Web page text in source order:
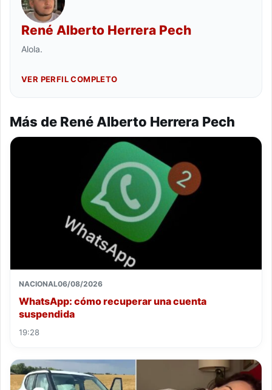
René Alberto Herrera Pech
Alola.
VER PERFIL COMPLETO
Más de René Alberto Herrera Pech
NACIONAL06/08/2026
WhatsApp: cómo recuperar una cuenta
suspendida
19:28